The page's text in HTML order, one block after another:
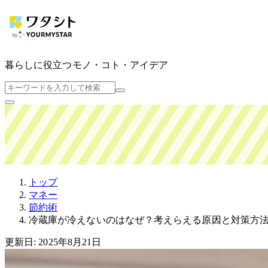
暮らしに役立つモノ・コト・アイデア
トップ
マネー
節約術
冷蔵庫が冷えないのはなぜ？考えらえる原因と対策方
更新日: 2025年8月21日